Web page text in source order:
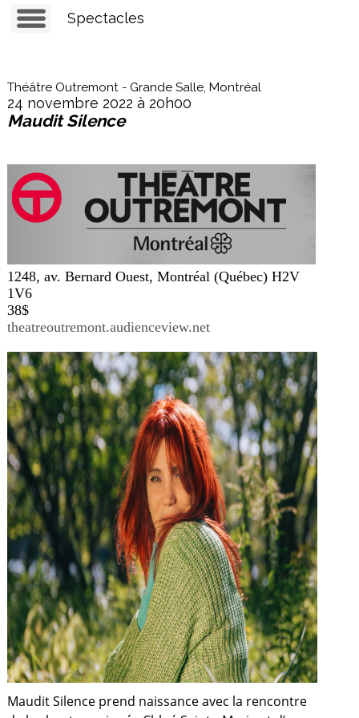
Théâtre Outremont - Grande Salle, Montréal
24 novembre 2022 à 20h00
Maudit Silence
1248, av. Bernard Ouest, Montréal (Québec) H2V
1V6
38$
theatreoutremont.audienceview.net
Maudit Silence prend naissance avec la rencontre
Spectacles